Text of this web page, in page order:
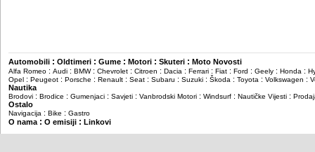
Automobili : Oldtimeri : Gume : Motori : Skuteri : Moto Novosti
Alfa Romeo : Audi : BMW: Chevrolet : Citroen : Dacia : Ferrari : Fiat : Ford : Geely : Honda :
Opel : Peugeot : Porsche : Renault : Seat : Subaru : Suzuki : Škoda : Toyota : Volkswagen :
Nautika
Brodovi : Brodice : Gumenjaci : Savjeti : Vanbrodski Motori : Windsurf : Nautičke Vijesti :
Ostalo
Navigacija : Bike : Gastro
O nama: O emisiji : Linkovi